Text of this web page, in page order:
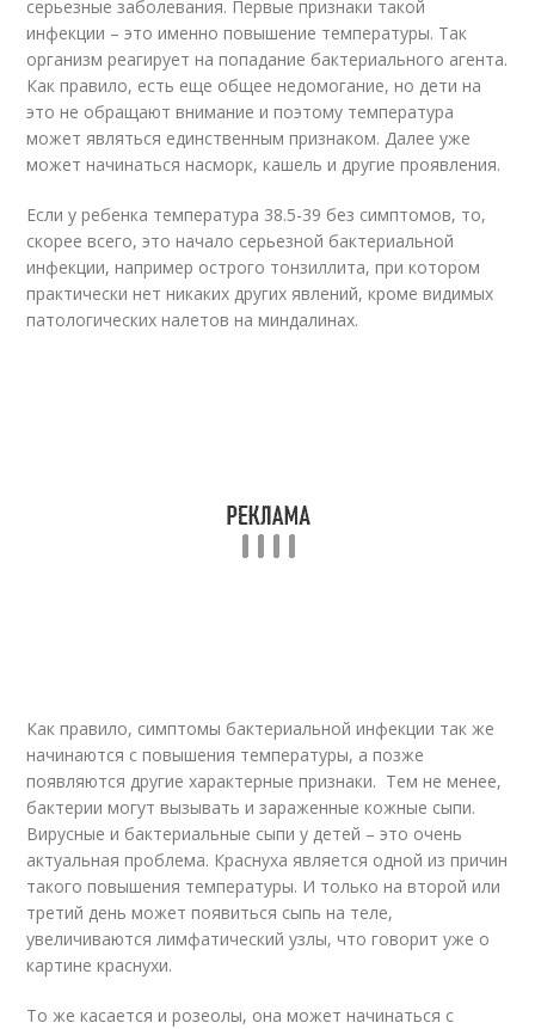
серьезные заболевания. Первые признаки такой
инфекции – это именно повышение температуры. Так
организм реагирует на попадание бактериального агента.
Как правило, есть еще общее недомогание, но дети на
это не обращают внимание и поэтому температура
может являться единственным признаком. Далее уже
может начинаться насморк, кашель и другие проявления.
Если у ребенка температура 38.5-39 без симптомов, то,
скорее всего, это начало серьезной бактериальной
инфекции, например острого тонзиллита, при котором
практически нет никаких других явлений, кроме видимых
патологических налетов на миндалинах.
Как правило, симптомы бактериальной инфекции так же
начинаются с повышения температуры, а позже
появляются другие характерные признаки. Тем не менее,
бактерии могут вызывать и зараженные кожные сыпи.
Вирусные и бактериальные сыпи у детей – это очень
актуальная проблема. Краснуха является одной из причин
такого повышения температуры. И только на второй или
третий день может появиться сыпь на теле,
увеличиваются лимфатический узлы, что говорит уже о
картине краснухи.
То же касается и розеолы, она может начинаться с